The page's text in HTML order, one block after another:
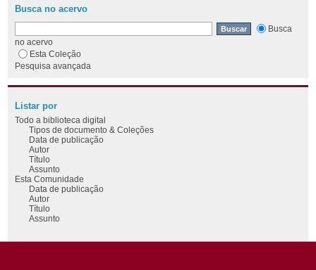
Busca no acervo
Busca
no acervo
Esta Coleção
Pesquisa avançada
Listar por
Todo a biblioteca digital
Tipos de documento & Coleções
Data de publicação
Autor
Título
Assunto
Esta Comunidade
Data de publicação
Autor
Título
Assunto